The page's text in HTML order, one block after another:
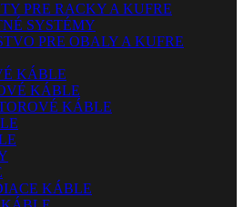
PRE RACKY A KUFRE
SYSTÉMY
PRE OBALY A KUFRE
KÁBLE
KÁBLE
KÁBLE
KÁBLE